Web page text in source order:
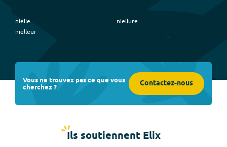
nielle
nielleur
niellure
Vous ne trouvez pas ce que vous
cherchez ? Contactez-nous
Ils soutiennent Elix